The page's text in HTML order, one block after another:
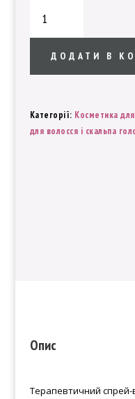
спрей
R
кількістьДОДАТИ В
Категорії: Косметика
для волосся і скальпа
Опис
Терапевтичний